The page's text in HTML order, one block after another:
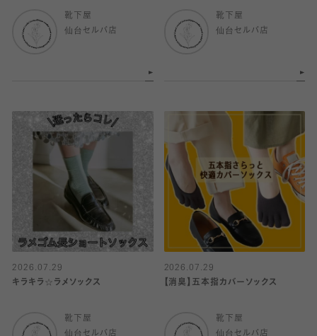
靴下屋
仙台セルバ店
靴下屋
仙台セルバ店
2026.07.29
キラキラ☆ラメソックス
靴下屋
仙台セルバ店
2026.07.29
【消臭】五本指カバーソックス
靴下屋
仙台セルバ店